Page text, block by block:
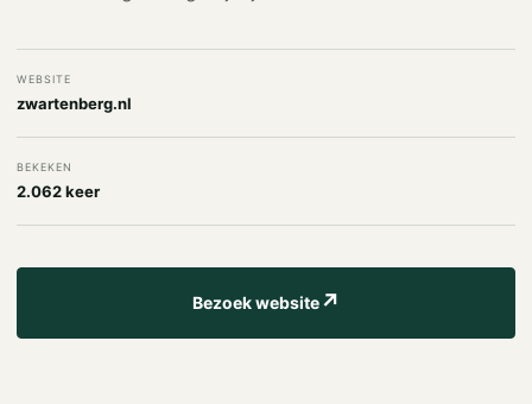
WEBSITE
zwartenberg.nl
BEKEKEN
2.062 keer
Bezoek website↗